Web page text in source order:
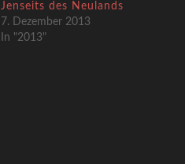
Jenseits des Neulands
7. Dezember 2013
In "2013"